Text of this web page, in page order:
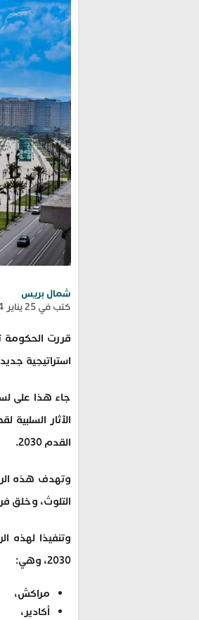
شمال بريس
كتب في 25 يناير 2024 - 9:58 ص
استراتيجية
الآثار
القدم 2030.
وتهدف هذه
التلوث، وخلق
وتنفيذا لهذه
2030، وهي:
مراكش،
أكادير،